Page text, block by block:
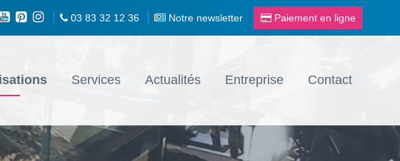
03 83 32 12 36 Notre newsletter Paiement en ligne
Services Actualités Entreprise Contact